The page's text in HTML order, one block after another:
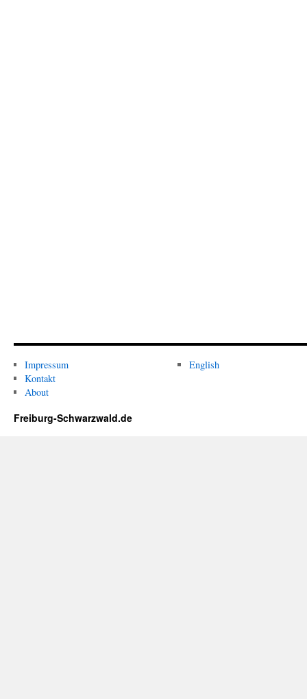
Impressum
Kontakt
About
English
Freiburg-Schwarzwald.de